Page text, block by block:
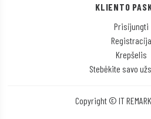
KLIENTO
Prisijungti
Registracija
Krepšelis
Stebėkite savo
Copyright © IT